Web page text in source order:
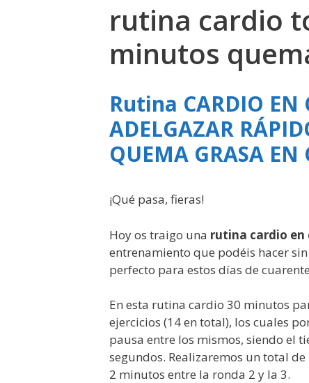
rutina cardio
minutos
Rutina CARDIO EN
ADELGAZAR
QUEMA GRASA EN
¡Qué pasa, fieras!
Hoy os traigo una rutina cardio en
entrenamiento que podéis hacer
perfecto para estos días de
En esta rutina cardio 30 minutos
ejercicios (14 en total), los cuales
pausa entre los mismos, siendo el
segundos. Realizaremos un total de
2 minutos entre la ronda 2 y la 3.